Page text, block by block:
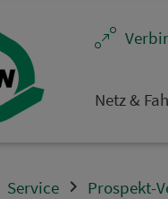
Netz &
Service Prospekt-